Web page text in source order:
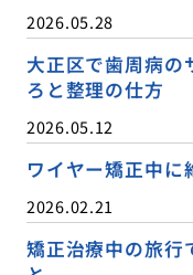
2026.05.28
大正区で歯周病の
ろと整理の仕方
2026.05.12
ワイヤー矯正中に
2026.02.21
矯正治療中の旅行